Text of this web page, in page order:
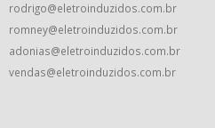
rodrigo@eletroinduzidos.com.br
romney@eletroinduzidos.com.br
adonias@eletroinduzidos.com.br
vendas@eletroinduzidos.com.br